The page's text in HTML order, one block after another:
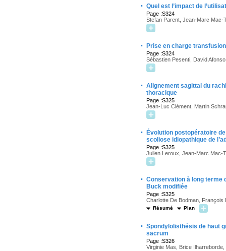
· Quel est l’impact de
Page :S324
Stefan Parent, Jean-Marc Mac-
· Prise en charge
Page :S324
Sébastien Pesenti, David
· Alignement sagittal du
thoracique
Page :S325
Jean-Luc Clément, Martin
·
Évolution postopératoire
scoliose idiopathique de
Page :S325
Julien Leroux, Jean-Marc Mac-
· Conservation à long terme
Buck modifiée
Page :S325
Charlotte De Bodman, François
Résumé Plan
· Spondylolisthésis de haut
sacrum
Page :S326
Virginie Mas, Brice